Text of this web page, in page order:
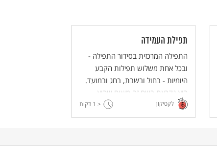
תפילת העמידה
התפילה המרכזית בסידור התפילה -
ובכל אחת משלוש תפילות הקבע
היומיות - בחול ובשבת, בחג ובמועד.
היא נקראת בשם זה משום שהיא
נאמרת בעמידה.
לקסיקון < 1 דקות